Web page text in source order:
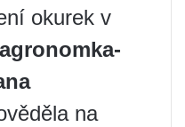
okurek v
agronomka-
na